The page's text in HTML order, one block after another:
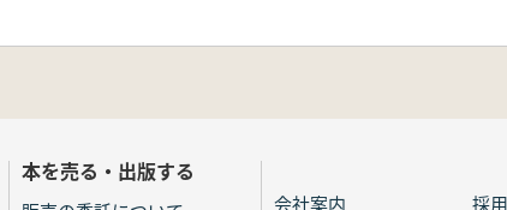
本を売る・出版する
会社案内 採